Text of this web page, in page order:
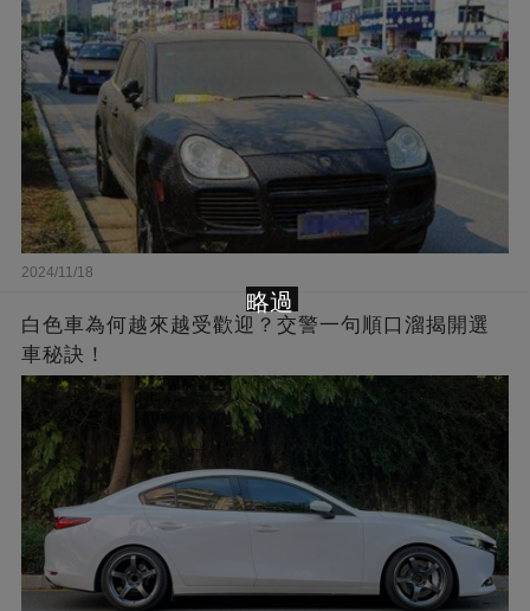
2024/11/18
白色車為何越來越受歡迎？交警一句順口溜揭開選
車秘訣！
略過